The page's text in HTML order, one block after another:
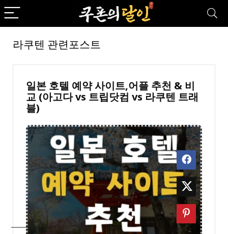
라쿠텐 관련포스트
일본 호텔 예약 사이트,어플 추천 & 비
교 (아고다 vs 트립닷컴 vs 라쿠텐 트래
블)